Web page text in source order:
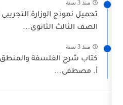
الوزارة التجريبى فى الفلسفة
الثانوى...